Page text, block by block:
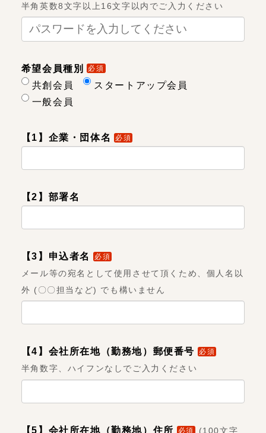
半角英数8文字以上16文字以内でご入力ください
希望会員種別 必須
共創会員
スタートアップ会員
一般会員
【1】企業・団体名 必須
【2】部署名
【3】申込者名 必須
メール等の宛名として使用させて頂くため、個人名以
外 (〇〇担当など) でも構いません
【4】会社所在地（勤務地）郵便番号 必須
半角数字、ハイフンなしでご入力ください
【5】会社所在地（勤務地）住所 必須 (100文字